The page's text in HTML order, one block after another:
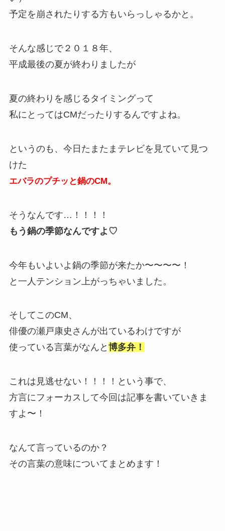
予定を崩されたりする方もいらっしゃるかと。
そんな感じで２０１８年、
平成最後の夏が終わりましたが
夏の終わりを感じるタイミングって
私にとってはCMだったりするんですよね。
というのも、今日たまたまテレビを見ていて見つ
けた
エバラのプチッと鍋のCM。
そうなんです…！！！！
もう鍋の季節なんですよ♡
今年もいよいよ鍋の季節が来たか〜〜〜〜！
と一人テンション上がっちゃいました。
そしてこのCM、
俳優の瀬戸康史さんが出ているわけですが
使っている言葉がなんと 博多弁！
これは見逃せない！！！！という事で、
方言にフォーカスして今回は記事を書いていきま
すよ〜！
なんて言っているのか？
その言葉の意味についてまとめます！